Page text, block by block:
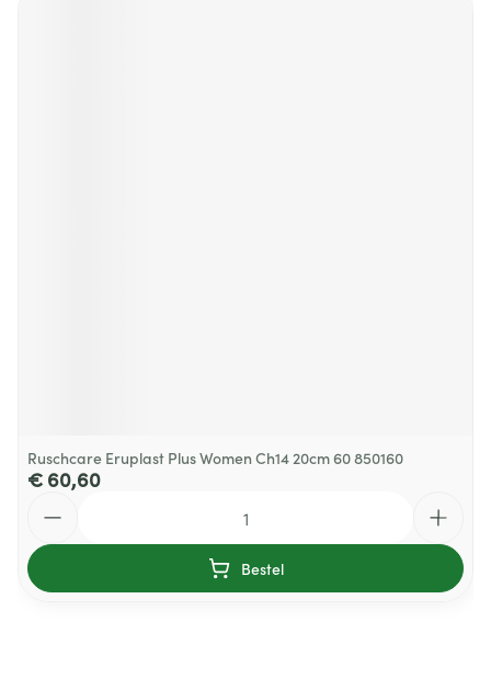
Ruschcare Eruplast Plus Women Ch14 20cm 60 850160
€ 60,60
Bestel